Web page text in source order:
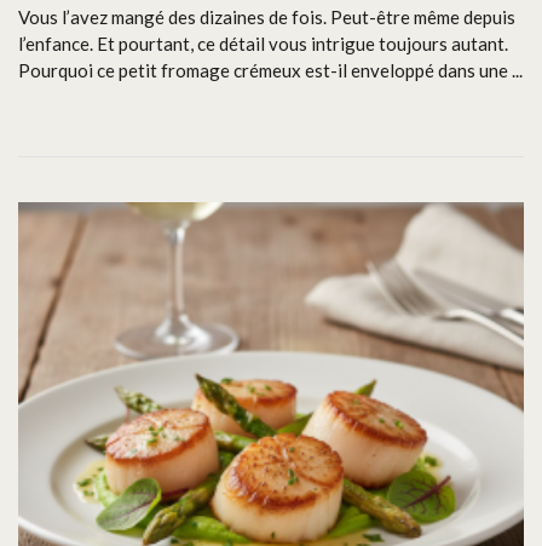
Vous l’avez mangé des dizaines de fois. Peut-être même depuis
l’enfance. Et pourtant, ce détail vous intrigue toujours autant.
Pourquoi ce petit fromage crémeux est-il enveloppé dans une ...